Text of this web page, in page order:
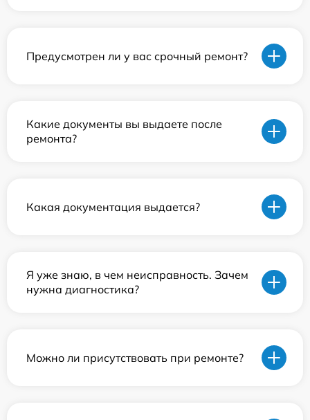
Предусмотрен ли у вас срочный ремонт?
Какие документы вы выдаете после
ремонта?
Какая документация выдается?
Я уже знаю, в чем неисправность. Зачем
нужна диагностика?
Можно ли присутствовать при ремонте?